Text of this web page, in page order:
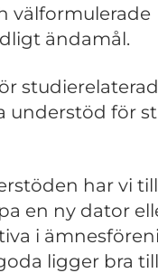
välformulerade
ändamål.
understöd för
har vi till
en ny dator
i
ligger bra